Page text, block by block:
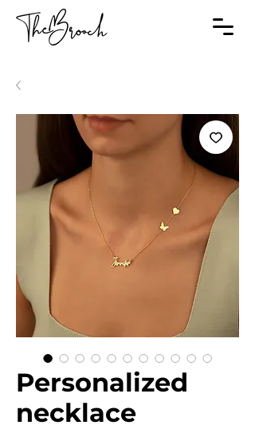
Personalized
necklace